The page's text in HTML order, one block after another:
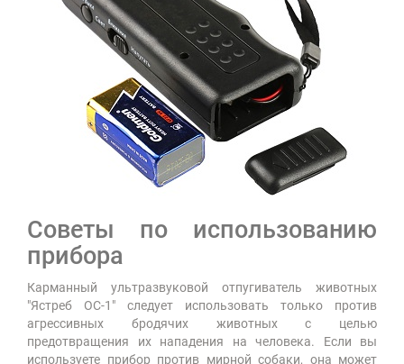
Советы по использованию
прибора
Карманный ультразвуковой отпугиватель животных
"Ястреб ОС-1" следует использовать только против
агрессивных бродячих животных с целью
предотвращения их нападения на человека. Если вы
используете прибор против мирной собаки, она может